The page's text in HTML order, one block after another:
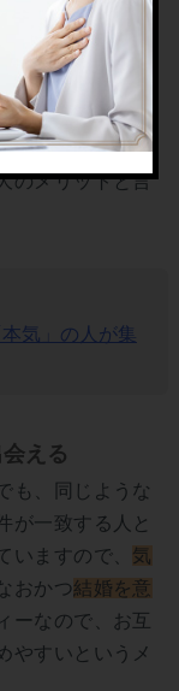
談所の会員同士
手に結婚の意思
できるのが他の
のメリットと言
気」の人が集
える
も、同じような
が一致する人と
いますので、 気
おかつ結婚を意
ーなので、お互
やすいというメ